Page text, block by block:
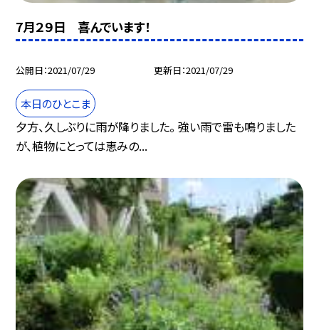
7月２９日 喜んでいます！
公開日 2021/07/29 更新日 2021/07/29
本日のひとこま
夕方、久しぶりに雨が降りました。 強い雨で雷も鳴りました
が、植物にとっては恵みの...